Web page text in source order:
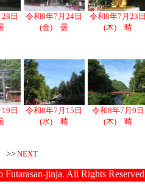
日
令和8年7月24日
(金) 曇
令和8年7月23日
(木) 晴
日
令和8年7月15日
(水) 晴
令和8年7月9日
(木) 晴
>> NEXT
jinja. All Rights Reserved